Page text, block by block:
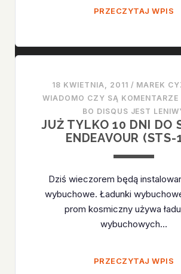
PRZECZYTAJ WPIS
18 KWIETNIA, 2011 / MAREK
WIADOMO CZY SĄ KOMENTARZE
BO DISQUS JEST
JUŻ TYLKO 10 DNI DO
ENDEAVOUR (STS-
Dziś wieczorem będą
wybuchowe. Ładunki
prom kosmiczny używa
wybuchowych…
PRZECZYTAJ WPIS